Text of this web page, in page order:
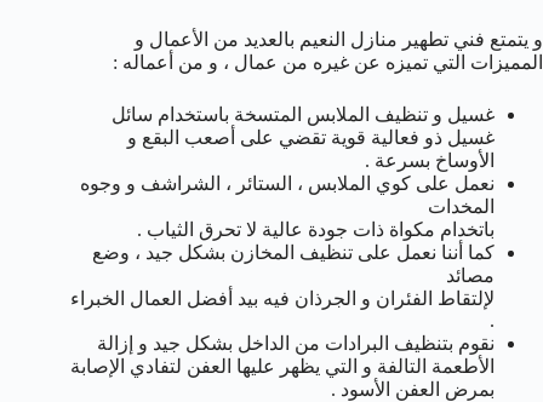
و يتمتع فني تطهير منازل النعيم بالعديد من الأعمال و
المميزات التي تميزه عن غيره من عمال ، و من أعماله :
غسيل و تنظيف الملابس المتسخة باستخدام سائل
غسيل ذو فعالية قوية تقضي على أصعب البقع و
الأوساخ بسرعة .
نعمل على كوي الملابس ، الستائر ، الشراشف و وجوه
المخدات
باتخدام مكواة ذات جودة عالية لا تحرق الثياب .
كما أننا نعمل على تنظيف المخازن بشكل جيد ، وضع
مصائد
لإلتقاط الفئران و الجرذان فيه بيد أفضل العمال الخبراء
.
نقوم بتنظيف البرادات من الداخل بشكل جيد و إزالة
الأطعمة التالفة و التي يظهر عليها العفن لتفادي الإصابة
بمرض العفن الأسود .